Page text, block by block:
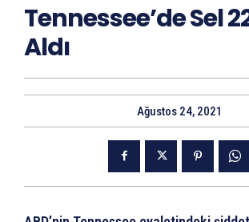
Tennessee’de Sel
Aldı
Ağustos 24, 2021